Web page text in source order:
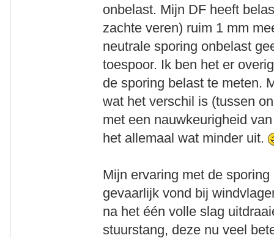
onbelast. Mijn DF heeft
zachte veren) ruim 1 mm
neutrale sporing onbelast
toespoor. Ik ben het er
de sporing belast te meten.
wat het verschil is (tussen
met een nauwkeurigheid
het allemaal wat minder uit.
Mijn ervaring met de
gevaarlijk vond bij
na het één volle slag
stuurstang, deze nu veel